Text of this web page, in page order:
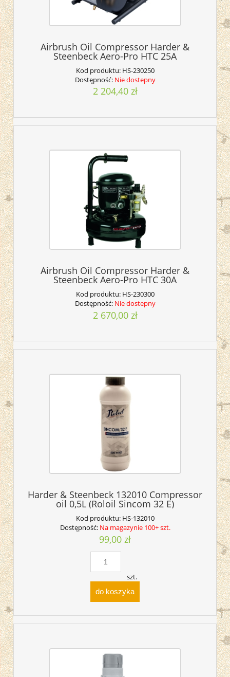
Airbrush Oil Compressor Harder &
Steenbeck Aero-Pro HTC 25A
Kod produktu: HS-230250
Dostępność: Nie dostepny
2 204,40 zł
Airbrush Oil Compressor Harder &
Steenbeck Aero-Pro HTC 30A
Kod produktu: HS-230300
Dostępność: Nie dostepny
2 670,00 zł
Harder & Steenbeck 132010 Compressor
oil 0,5L (Roloil Sincom 32 E)
Kod produktu: HS-132010
Dostępność: Na magazynie 100+ szt.
99,00 zł
szt.
do koszyka